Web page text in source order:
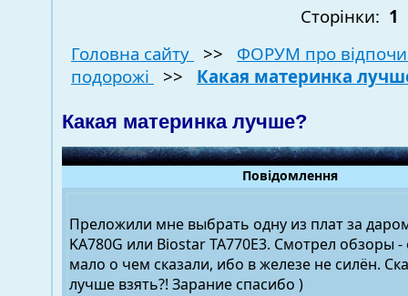
Сторінки: 1
Головна сайту
>> ФОРУМ про
подорожі
>> Какая материнка
Какая материнка лучше?
Повідомлення
Преложили мне выбрать одну из плат за
KA780G или Biostar TA770E3. Смотрел обзоры
мало о чем сказали, ибо в железе не силён.
лучше взять?! Зарание спасибо )